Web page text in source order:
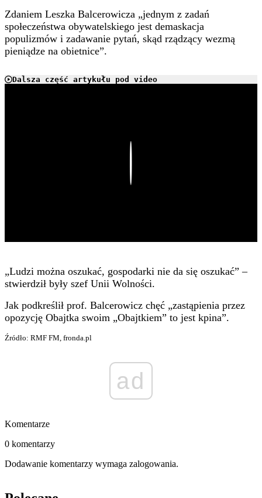
Zdaniem Leszka Balcerowicza „jednym z zadań
społeczeństwa obywatelskiego jest demaskacja
populizmów i zadawanie pytań, skąd rządzący wezmą
pieniądze na obietnice”.
Dalsza część artykułu pod video
„Ludzi można oszukać, gospodarki nie da się oszukać” –
stwierdził były szef Unii Wolności.
Jak podkreślił prof. Balcerowicz chęć „zastąpienia przez
opozycję Obajtka swoim „Obajtkiem” to jest kpina”.
Źródło: RMF FM, fronda.pl
ad
Komentarze
0 komentarzy
Dodawanie komentarzy wymaga zalogowania.